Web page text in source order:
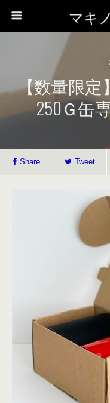
マキ
【数量限定
250Ｇ缶
Share Tweet